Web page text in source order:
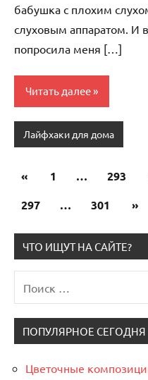
бабушка с плохим
слуховым аппаратом. И
попросила меня […]
Читать далее
Лайфхаки для дома
записей
« Предыдущие
1 … 293
297
… 301 »
ЧТО ИЩУТ НА САЙТЕ?
для:
ПОПУЛЯРНОЕ СЕГОДНЯ
Цветочные